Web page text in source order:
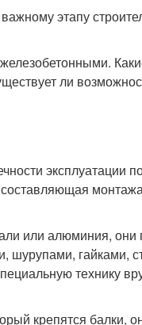
этапу
ли
эксплуатации
или алюминия, они
шурупами, гайками,
технику
крепятся балки,